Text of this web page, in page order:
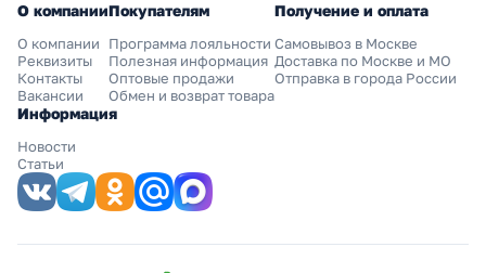
О компании
О компании
Реквизиты
Контакты
Вакансии
Покупателям
Программа лояльности
Полезная информация
Оптовые продажи
Обмен и возврат товара
Получение и оплата
Самовывоз в Москве
Доставка по Москве и МО
Отправка в города России
Информация
Новости
Статьи